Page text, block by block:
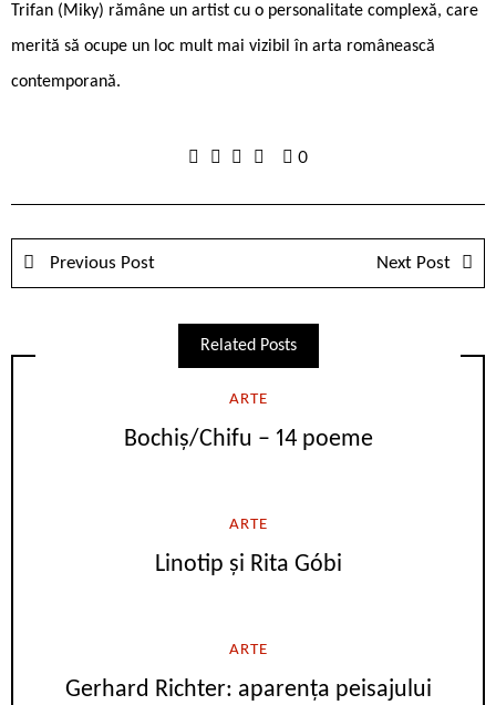
Trifan (Miky) rămâne un artist cu o personalitate complexă, care
merită să ocupe un loc mult mai vizibil în arta românească
contemporană.
0
Previous Post Next Post
Related Posts
ARTE
Bochiș/Chifu – 14 poeme
ARTE
Linotip și Rita Góbi
ARTE
Gerhard Richter: aparența peisajului